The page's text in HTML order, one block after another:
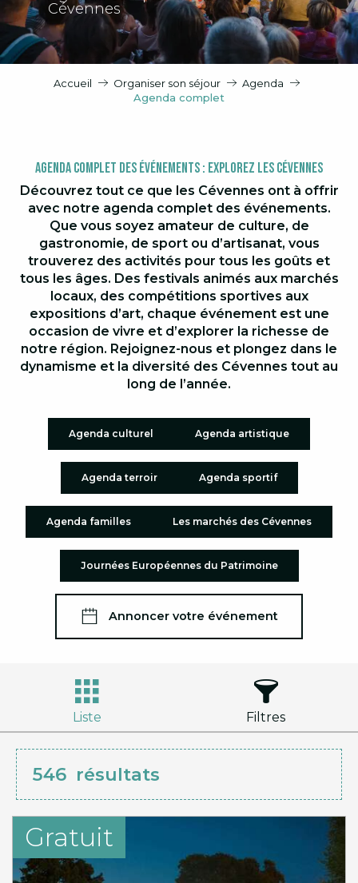
Cévennes
Accueil Organiser son séjour
Agenda
Agenda complet
Agenda Complet des Événements : Explorez les Cévennes
Découvrez tout ce que les Cévennes ont à offrir
avec notre agenda complet des événements.
Que vous soyez amateur de culture, de
gastronomie, de sport ou d’artisanat, vous
trouverez des activités pour tous les goûts et
tous les âges. Des festivals animés aux marchés
locaux, des compétitions sportives aux
expositions d’art, chaque événement est une
occasion de vivre et d’explorer la richesse de
notre région. Rejoignez-nous et plongez dans le
dynamisme et la diversité des Cévennes tout au
long de l’année.
Agenda culturel Agenda artistique
Agenda terroir Agenda sportif
Agenda familles Les marchés des Cévennes
Journées Européennes du Patrimoine
Annoncer votre événement
Liste Filtres
546 résultats
Gratuit